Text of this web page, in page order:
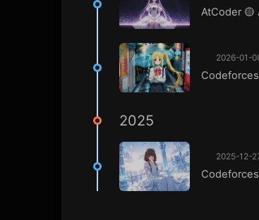
AtCoder 🟡
2026-01-
2025
2025-12-